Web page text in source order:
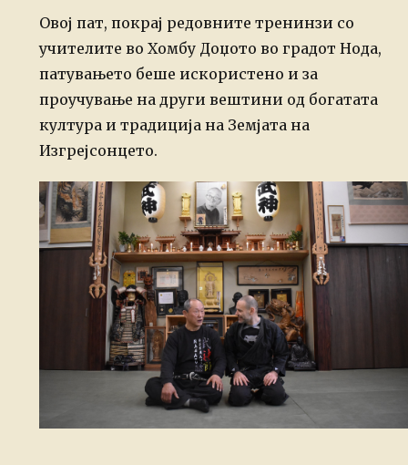
Овој пат, покрај редовните тренинзи со
учителите во Хомбу Доџото во градот Нода,
патувањето беше искористено и за
проучување на други вештини од богатата
култура и традиција на Земјата на
Изгрејсонцето.